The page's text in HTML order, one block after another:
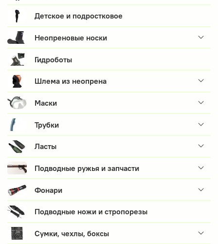
Детское и подростковое
Неопреновые носки
Гидроботы
Шлема из неопрена
Маски
Трубки
Ласты
Подводные ружья и запчасти
Фонари
Подводные ножи и стропорезы
Сумки, чехлы, боксы